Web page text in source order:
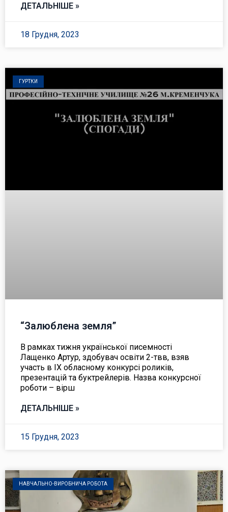
ДЕТАЛЬНІШЕ »
18 Грудня, 2023
ГУРТКИ
“Залюблена земля”
В рамках тижня української писемності
Лащенко Артур, здобувач освіти 2-твв, взяв
участь в IX обласному конкурсі роликів,
презентацій та буктрейлерів. Назва конкурсної
роботи – вірш
ДЕТАЛЬНІШЕ »
15 Грудня, 2023
НАВЧАЛЬНО-ВИРОБНИЧА РОБОТА